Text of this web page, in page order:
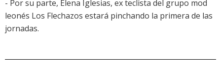
- Por su parte, Elena Iglesias, ex teclista del grupo mod
leonés Los Flechazos estará pinchando la primera de las
jornadas.